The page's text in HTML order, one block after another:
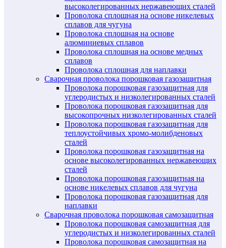
высоколегированных нержавеющих сталей
Проволока сплошная на основе никелевых
сплавов для чугуна
Проволока сплошная на основе
алюминиевых сплавов
Проволока сплошная на основе медных
сплавов
Проволока сплошная для наплавки
Сварочная проволока порошковая газозащитная
Проволока порошковая газозащитная для
углеродистых и низколегированных сталей
Проволока порошковая газозащитная для
высокопрочных низколегированных сталей
Проволока порошковая газозащитная для
теплоустойчивых хромо-молибденовых
сталей
Проволока порошковая газозащитная на
основе высоколегированных нержавеющих
сталей
Проволока порошковая газозащитная на
основе никелевых сплавов для чугуна
Проволока порошковая газозащитная для
наплавки
Сварочная проволока порошковая самозащитная
Проволока порошковая самозащитная для
углеродистых и низколегированных сталей
Проволока порошковая самозащитная на